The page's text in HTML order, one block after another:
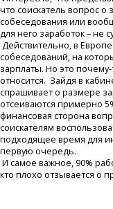
что соискатель вопрос о
собеседования или
для него заработок – не
Действительно, в
собеседований, на
зарплаты. Но это
относится. Зайдя в
спрашивает о размере
отсеиваются примерно
финансовая сторона
соискателям
подходящее время для
первую очередь.
И самое важное, 90%
кто плохо отзывается о